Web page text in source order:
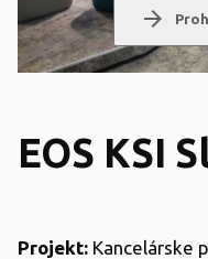
arrow_forward
EOS KSI
Projekt: Kancelárske